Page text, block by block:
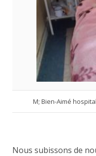
M; Bien-Aimé
Nous subissons de